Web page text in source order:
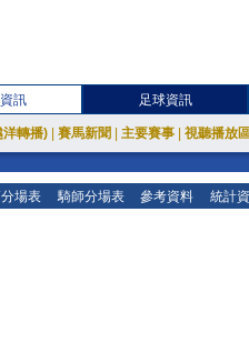
訊 足球資訊
轉播) 賽馬新聞 主要賽事 視聽播放
場表 騎師分場表 參考資料 統計